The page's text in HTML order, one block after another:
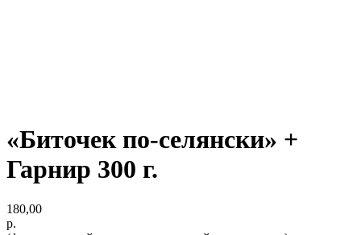
«Биточек по-селянски» +
Гарнир 300 г.
180,00
р.